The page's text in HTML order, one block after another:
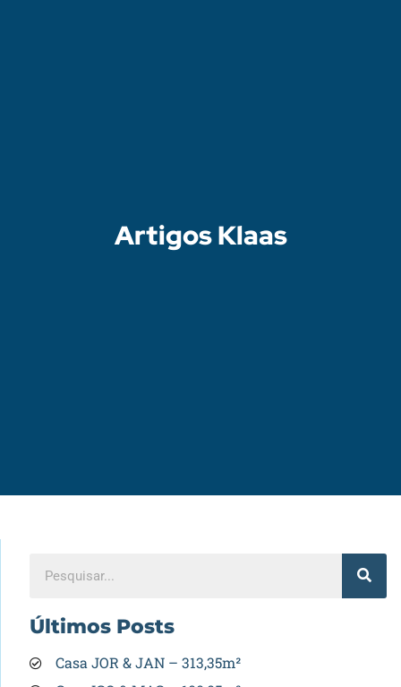
Artigos Klaas
Últimos Posts
Casa JOR & JAN – 313,35m²